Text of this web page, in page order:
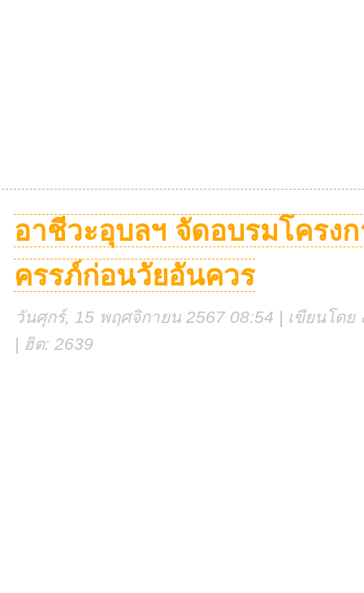
อาชีวะอุบลฯ จัดอบรมโครง
ครรภ์ก่อนวัยอันควร
วันศุกร์, 15 พฤศจิกายน 2567 08:54 | เขียนโด
| ฮิต: 2639